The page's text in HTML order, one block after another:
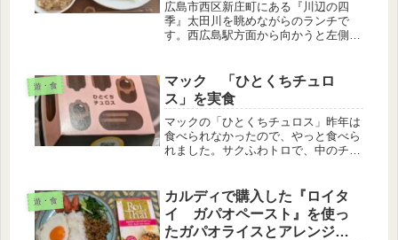
広島市西区新庄町にある『川辺の四
季』太田川を眺めながらのランチで
す。西広島駅方面から向かうと左側に
るのにちょっと緊張する💦この時は満
車だったので、河川敷に止めて歩いて
向かい...
遊・食
マック 「ひとくちチュロ
ス」を実食
マックの「ひとくちチュロス」昨年は
食べられなかったので、やっと食べら
れました。サクふわトロで、中のチョ
遊・食
カルディで購入した『ロイタ
イ ガパオペースト』を使っ
たガパオライスとアレンジ２